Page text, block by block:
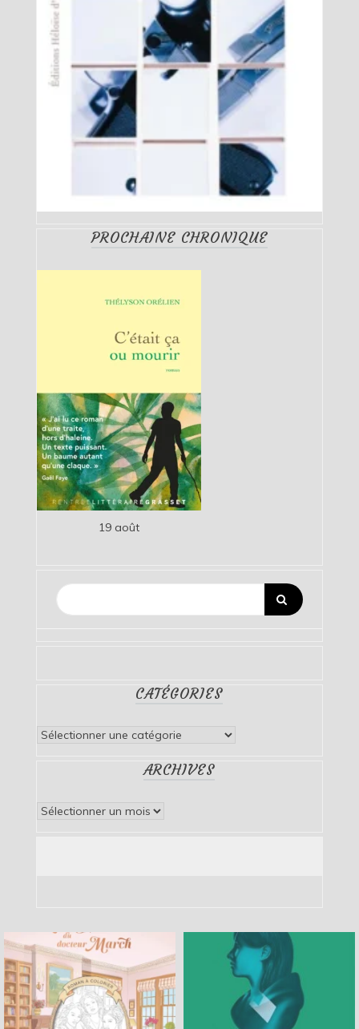
PROCHAINE CHRONIQUE
19 août
CATÉGORIES
Catégories
ARCHIVES
Archives